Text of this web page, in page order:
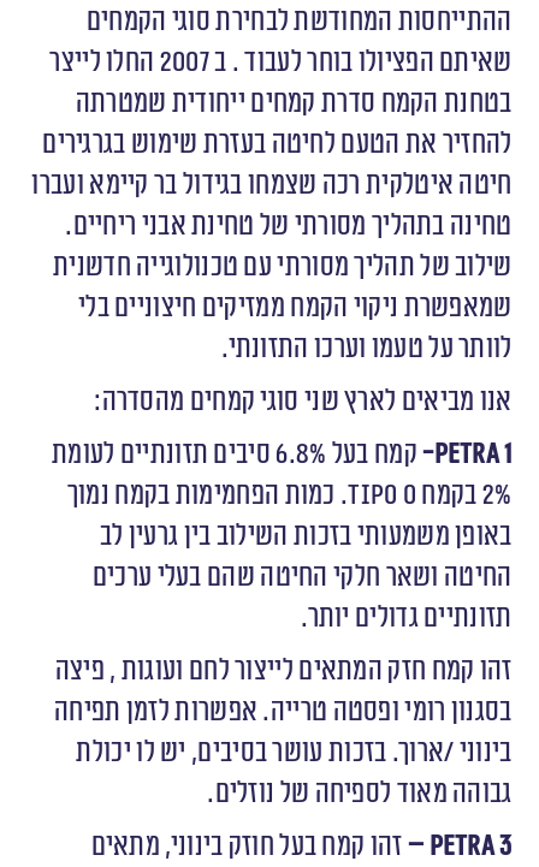
ההתייחסות המחודשת לבחירת סוגי הקמחים
שאיתם הפציולו בוחר לעבוד . ב 2007 החלו לייצר
בטחנת הקמח סדרת קמחים ייחודית שמטרתה
להחזיר את הטעם לחיטה בעזרת שימוש בגרגירים
חיטה איטלקית רכה שצמחו בגידול בר קיימא ועברו
טחינה בתהליך מסורתי של טחינת אבני ריחיים.
שילוב של תהליך מסורתי עם טכנולוגייה חדשנית
שמאפשרת ניקוי הקמח ממזיקים חיצוניים בלי
לוותר על טעמו וערכו התזונתי.
אנו מביאים לארץ שני סוגי קמחים מהסדרה:
Petra1-
קמח בעל 6.8% סיבים תזונתיים לעומת
2% בקמח
Tipo0. כמות הפחמימות בקמח נמוך
באופן משמעותי בזכות השילוב בין גרעין לב
החיטה ושאר חלקי החיטה שהם בעלי ערכים
תזונתיים גדולים יותר.
זהו קמח חזק המתאים לייצור לחם ועוגות , פיצה
בסגנון רומי ופסטה טרייה. אפשרות לזמן תפיחה
בינוני /ארוך. בזכות עושר בסיבים, יש לו יכולת
גבוהה מאוד לספיחה של נוזלים.
Petra3 –
זהו קמח בעל חוזק בינוני, מתאים